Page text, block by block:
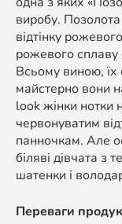
виробу.
відтінку
рожевого сплаву
Всьому виною, їх
майстерно вони
look жінки нотки
червонуватим
панночкам. Але
біляві дівчата з
шатенки і
Переваги